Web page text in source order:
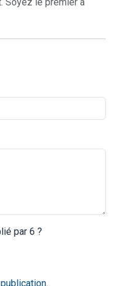
par 6 ?
.